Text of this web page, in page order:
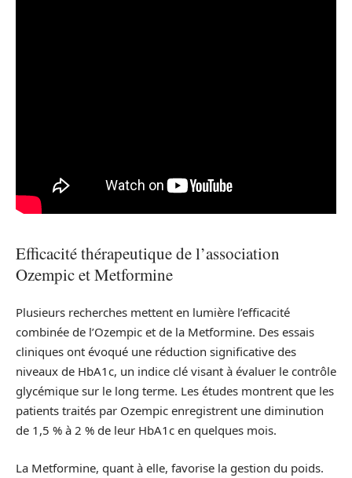
Efficacité thérapeutique de l’association
Ozempic et Metformine
Plusieurs recherches mettent en lumière l’efficacité
combinée de l’Ozempic et de la Metformine. Des essais
cliniques ont évoqué une réduction significative des
niveaux de HbA1c, un indice clé visant à évaluer le contrôle
glycémique sur le long terme. Les études montrent que les
patients traités par Ozempic enregistrent une diminution
de 1,5 % à 2 % de leur HbA1c en quelques mois.
La Metformine, quant à elle, favorise la gestion du poids.